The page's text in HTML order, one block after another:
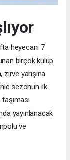
heyecanı 7
birçok kulüp
yarışına
sezonun ilk
yayınlanacak
ve